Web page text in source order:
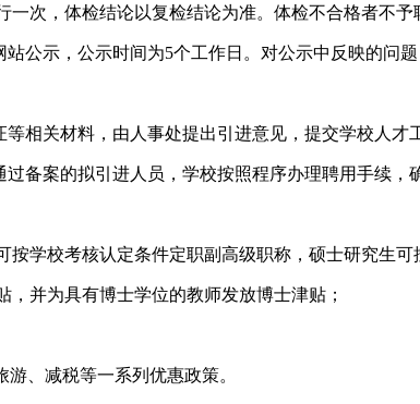
次，体检结论以复检结论为准。体检不合格者不予
公示，公示时间为5个工作日。对公示中反映的问题
相关材料，由人事处提出引进意见，提交学校人才
备案的拟引进人员，学校按照程序办理聘用手续，
学校考核认定条件定职副高级职称，硕士研究生可
，并为具有博士学位的教师发放博士津贴；
、减税等一系列优惠政策。